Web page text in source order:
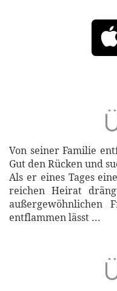
Von seiner Familie
Gut den Rücken und
Als er eines Tages
reichen Heirat
entflammen lässt ...